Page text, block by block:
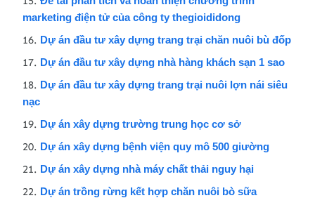
marketing điện tử của công ty thegioididong
Dự án đầu tư xây dựng trang trại chăn nuôi bù đốp
Dự án đầu tư xây dựng nhà hàng khách sạn 1 sao
Dự án đầu tư xây dựng trang trại nuôi lợn nái siêu
nạc
Dự án xây dựng trường trung học cơ sở
Dự án xây dựng bệnh viện quy mô 500 giường
Dự án xây dựng nhà máy chất thải nguy hại
Dự án trồng rừng kết hợp chăn nuôi bò sữa